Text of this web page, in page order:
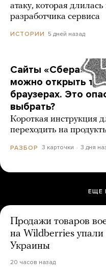
атаку, которая
разработчика сервиса
ИСТОРИИ 5 дней назад
Сайты «Сбера» и
можно открыть
браузерах. Это
выбрать?
Короткая инструкция
переходить на
РАЗБОР 3 карточки 3 дня
ЕЩЕ
Продажи товаров
на Wildberries упали
Украины
20 часов назад